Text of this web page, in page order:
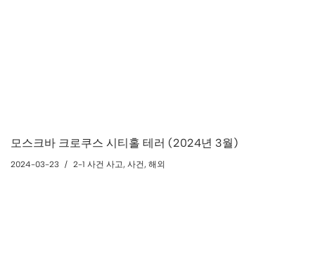
모스크바 크로쿠스 시티홀 테러 (2024년 3월)
2024-03-23 2-1 사건 사고, 사건, 해외